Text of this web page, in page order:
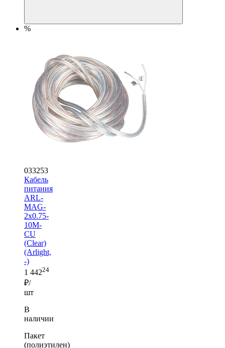
%
033253
Кабель
питания
ARL-
MAG-
2x0.75-
10M-
CU
(Clear)
(Arlight,
-)
1 44224
₽/
шт
В
наличии
Пакет
(полиэтилен)